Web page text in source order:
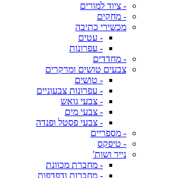
- ציוד למורים
- מחקים
מכשירי כתיבה
- עטים
- עפרונות
- מחדדים
צבעים טושים ומרקרים
- טושים
- עפרונות צבעוניים
- צבעי גואש
- צבעי מים
- צבעי פסטל ופנדה
- מספריים
- טיפקס
נייר ושות'
- מחברת מכוונת
- מחברות ודפדפות